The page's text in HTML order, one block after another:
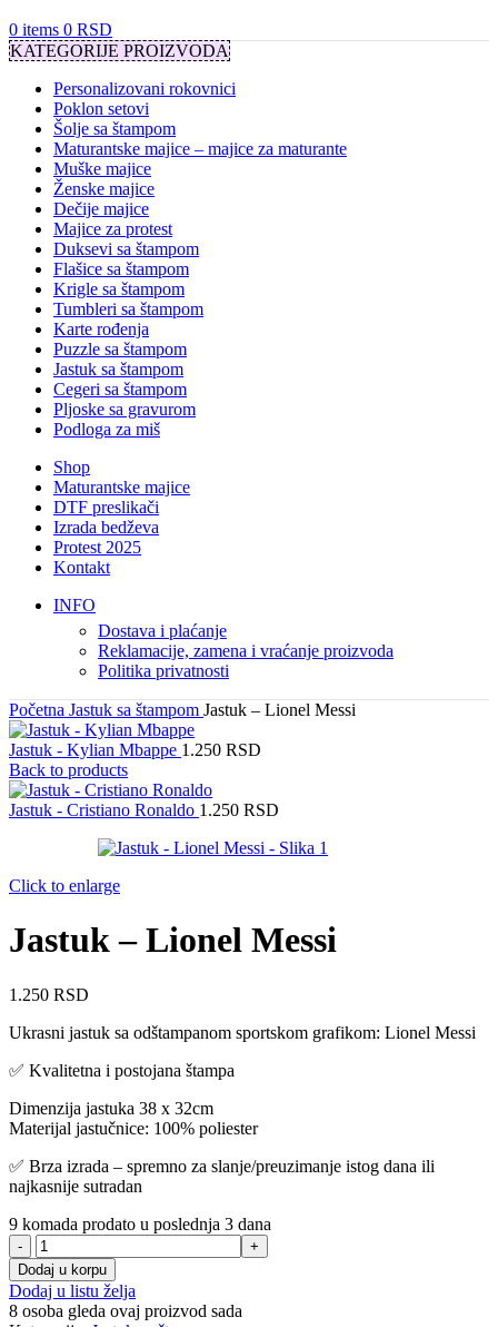
0 items 0 RSD
KATEGORIJE PROIZVODA
Personalizovani rokovnici
Poklon setovi
Šolje sa štampom
Maturantske majice – majice za maturante
Muške majice
Ženske majice
Dečije majice
Majice za protest
Duksevi sa štampom
Flašice sa štampom
Krigle sa štampom
Tumbleri sa štampom
Karte rođenja
Puzzle sa štampom
Jastuk sa štampom
Cegeri sa štampom
Pljoske sa gravurom
Podloga za miš
Shop
Maturantske majice
DTF preslikači
Izrada bedževa
Protest 2025
Kontakt
INFO
Dostava i plaćanje
Reklamacije, zamena i vraćanje proizvoda
Politika privatnosti
Početna Jastuk sa štampom Jastuk – Lionel Messi
Jastuk - Kylian Mbappe 1.250 RSD
Back to products
Jastuk - Cristiano Ronaldo 1.250 RSD
Click to enlarge
Jastuk – Lionel Messi
1.250 RSD
Ukrasni jastuk sa odštampanom sportskom grafikom: Lionel Messi
✅ Kvalitetna i postojana štampa
Dimenzija jastuka 38 x 32cm
Materijal jastučnice: 100% poliester
✅ Brza izrada – spremno za slanje/preuzimanje istog dana ili
najkasnije sutradan
9 komada prodato u poslednja 3 dana
Jastuk
-
Lionel
Messi
količina
Dodaj u korpu
Dodaj u listu želja
8 osoba gleda ovaj proizvod sada